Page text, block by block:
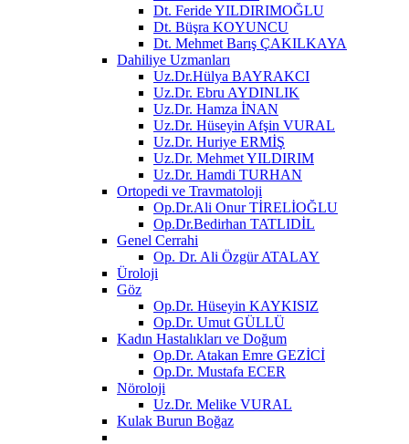
Dt. Feride YILDIRIMOĞLU
Dt. Büşra KOYUNCU
Dt. Mehmet Barış ÇAKILKAYA
Dahiliye Uzmanları
Uz.Dr.Hülya BAYRAKCI
Uz.Dr. Ebru AYDINLIK
Uz.Dr. Hamza İNAN
Uz.Dr. Hüseyin Afşin VURAL
Uz.Dr. Huriye ERMİŞ
Uz.Dr. Mehmet YILDIRIM
Uz.Dr. Hamdi TURHAN
Ortopedi ve Travmatoloji
Op.Dr.Ali Onur TİRELİOĞLU
Op.Dr.Bedirhan TATLIDİL
Genel Cerrahi
Op. Dr. Ali Özgür ATALAY
Üroloji
Göz
Op.Dr. Hüseyin KAYKISIZ
Op.Dr. Umut GÜLLÜ
Kadın Hastalıkları ve Doğum
Op.Dr. Atakan Emre GEZİCİ
Op.Dr. Mustafa ECER
Nöroloji
Uz.Dr. Melike VURAL
Kulak Burun Boğaz